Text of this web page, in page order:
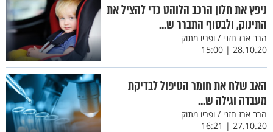
ניפץ את חלון הרכב הלוהט כדי להציל את
התינוק, ולבסוף התברר ש...
הרב ארז חזני / ופריו מתוק
28.10.20 | 15:00
האב שלח את חומר הטיפול לבדיקת
מעבדה וגילה ש...
הרב ארז חזני / ופריו מתוק
27.10.20 | 16:21